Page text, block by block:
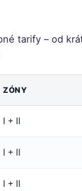
tarify – od
ZÓNY
I + II
I + II
I + II